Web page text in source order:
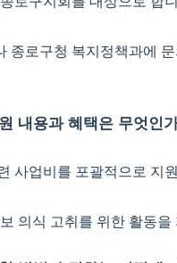
종로구청 복지정책과에
내용과 혜택은 무엇인
사업비를 포괄적으로 지
의식 고취를 위한 활동